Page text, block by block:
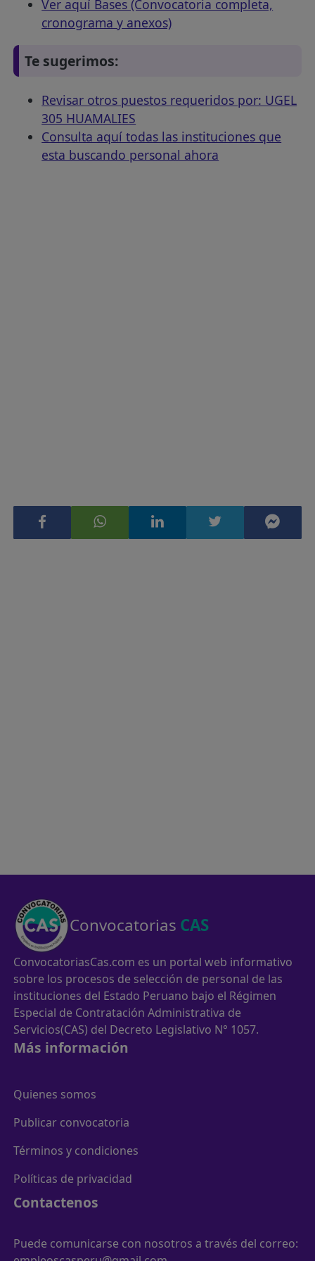
Ver aquí Bases (Convocatoria completa,
cronograma y anexos)
Te sugerimos:
Revisar otros puestos requeridos por: UGEL
305 HUAMALIES
Consulta aquí todas las instituciones que
esta buscando personal ahora
Convocatorias CAS
ConvocatoriasCas.com es un portal web informativo
sobre los procesos de selección de personal de las
instituciones del Estado Peruano bajo el Régimen
Especial de Contratación Administrativa de
Servicios(CAS) del Decreto Legislativo N° 1057.
Más información
Quienes somos
Publicar convocatoria
Términos y condiciones
Políticas de privacidad
Contactenos
Puede comunicarse con nosotros a través del correo: